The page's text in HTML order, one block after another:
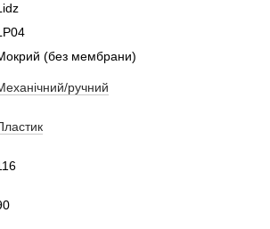
(без мембрани)
ручний